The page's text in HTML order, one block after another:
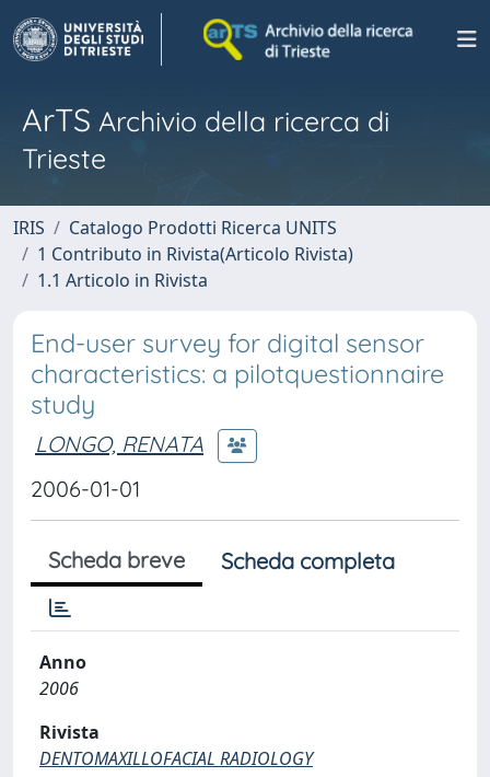
ArTS Archivio della ricerca di
Trieste
IRIS
Catalogo Prodotti Ricerca UNITS
1 Contributo in Rivista(Articolo Rivista)
1.1 Articolo in Rivista
End-user survey for digital sensor
characteristics: a pilotquestionnaire
study
LONGO, RENATA
2006-01-01
Scheda breve Scheda completa
Anno
2006
Rivista
DENTOMAXILLOFACIAL RADIOLOGY